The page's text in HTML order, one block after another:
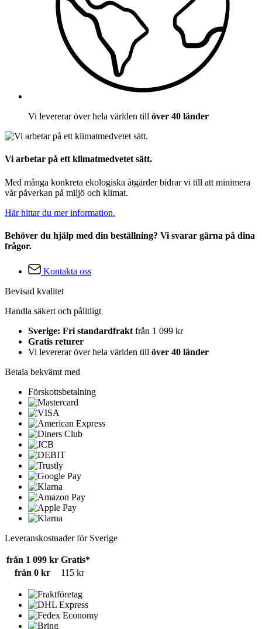
Vi levererar över hela världen till över 40 länder
Vi arbetar på ett klimatmedvetet sätt.
Med många konkreta ekologiska åtgärder bidrar vi till att minimera
vår påverkan på miljö och klimat.
Här hittar du mer information.
Behöver du hjälp med din beställning? Vi svarar gärna på dina
frågor.
Kontakta oss
Bevisad kvalitet
Handla säkert och pålitligt
Sverige: Fri standardfrakt från 1 099 kr
Gratis returer
Vi levererar över hela världen till över 40 länder
Betala bekvämt med
Förskottsbetalning
Leveranskostnader för Sverige
från 1 099 kr Gratis*
från 0 kr
115 kr